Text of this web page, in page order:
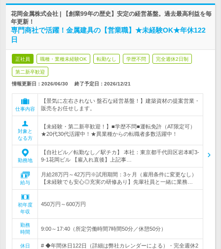
花岡金属株式会社 | 【創業99年の歴史】安定の経営基盤。過去最高利益を毎
年更新！
専門商社で活躍！金属建具の【営業職】★未経験OK★年休122
日
正社員 職種・業種未経験OK 転勤なし 学歴不問 完全週休2日制
第二新卒歓迎
情報更新日：2026/06/30 終了予定日： 2026/12/21
仕事内容
【景気に左右されない 盤石な経営基盤！】建築資材の提案営業・
販売をお任せします。
対象と
なる方
【未経験・第二新卒歓迎！】■学歴不問■運転免許（AT限定可）
★20代30代活躍中！★異業種からの転職者多数活躍中！
勤務地
【自社ビル／転勤なし／駅チカ】 本社：東京都千代田区岩本町3-
9-1花岡ビル 【雇入れ直後】上記事…
給与
月給28万円～42万円※試用期間：3ヶ月（雇用条件に変更なし）
【未経験でも安心◎充実の研修あり】先輩社員と一緒に業務…
初年度
年収
450万円～600万円
勤務
時間
9:00～17:40（所定労働時間7時間50分／休憩50分）
休日
# ◆年間休日122日（詳細は弊社カレンダーによる）・完全週休2